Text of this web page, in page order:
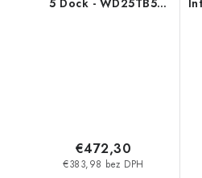
5 Dock - WD25TB5
€383,98 bez DPH
€472,30